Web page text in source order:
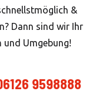
&
Dann sind wir Ihr
Umgebung!
9598888